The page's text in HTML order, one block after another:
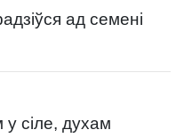
ад семені
сіле, духам